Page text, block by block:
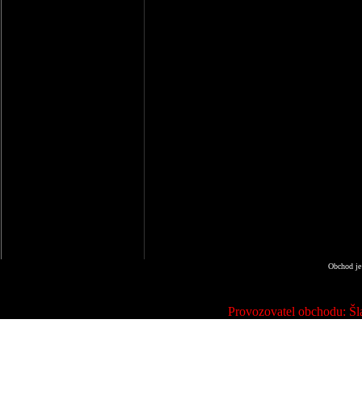
Obchod
Provozovatel obchodu: